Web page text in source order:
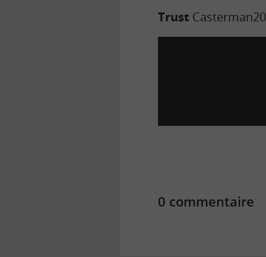
Trust Casterman
0 commentaire